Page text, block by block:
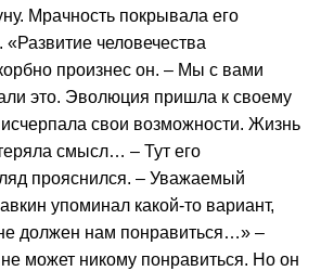
Мрачность покрывала его
человечества
произнес он. – Мы с вами
это. Эволюция пришла к своему
свои возможности. Жизнь
смысл… – Тут его
прояснился. – Уважаемый
упоминал какой-то вариант,
должен нам понравиться…» –
может никому понравиться. Но он